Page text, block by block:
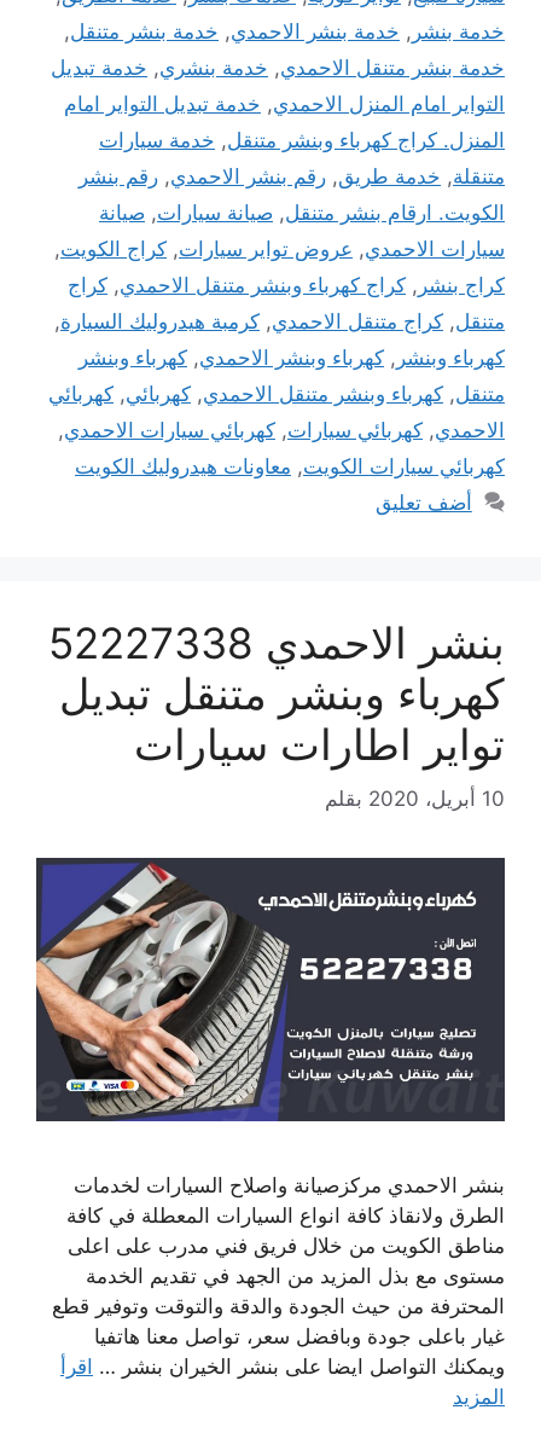
خدمة بنشر , خدمة بنشر الاحمدي, خدمة بنشر متنقل,
خدمة بنشر متنقل الاحمدي, خدمة بنشري, خدمة تبديل
التواير امام المنزل الاحمدي, خدمة تبديل التواير امام
المنزل. كراج كهرباء وبنشر متنقل, خدمة سيارات
متنقلة, خدمة طريق, رقم بنشر الاحمدي, رقم بنشر
الكويت. ارقام بنشر متنقل, صيانة سيارات, صيانة
سيارات الاحمدي, عروض تواير سيارات, كراج الكويت,
كراج بنشر , كراج كهرباء وبنشر متنقل الاحمدي, كراج
متنقل, كراج متنقل الاحمدي, كرمبة هيدروليك السيارة,
كهرباء وبنشر , كهرباء وبنشر الاحمدي, كهرباء وبنشر
متنقل, كهرباء وبنشر متنقل الاحمدي, كهربائي, كهربائي
الاحمدي, كهربائي سيارات, كهربائي سيارات الاحمدي,
كهربائي سيارات الكويت, معاونات هيدروليك الكويت
أضف تعليق
بنشر الاحمدي 52227338
كهرباء وبنشر متنقل تبديل
تواير اطارات سيارات
10 أبريل، 2020 بقلم
بنشر الاحمدي مركزصيانة واصلاح السيارات لخدمات
الطرق ولانقاذ كافة انواع السيارات المعطلة في كافة
مناطق الكويت من خلال فريق فني مدرب على اعلى
مستوى مع بذل المزيد من الجهد في تقديم الخدمة
المحترفة من حيث الجودة والدقة والتوقت وتوفير قطع
غيار باعلى جودة وبافضل سعر، تواصل معنا هاتفيا
ويمكنك التواصل ايضا على بنشر الخيران بنشر … اقرأ
المزيد